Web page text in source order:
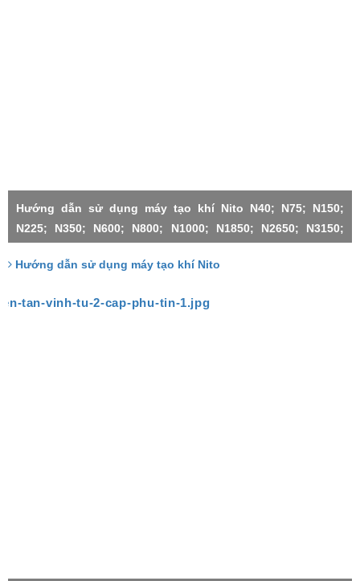
Hướng dẫn sử dụng máy tạo khí Nito N40; N75; N150;
N225; N350; N600; N800; N1000; N1850; N2650; N3150;
N4500X4; N4500X5; N4500X6;
Hướng dẫn sử dụng máy tạo khí Nito